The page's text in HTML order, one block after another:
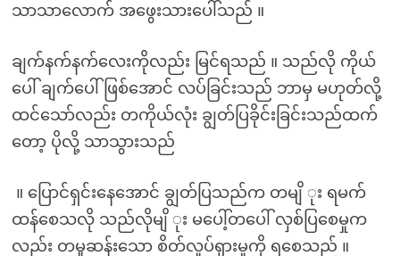
သာသာလောက် အဖွေးသားပေါ်သည် ။
ချက်နက်နက်လေးကိုလည်း မြင်ရသည် ။ သည်လို ကိုယ်
ပေါ် ချက်ပေါ်ဖြစ်အောင် လပ်ခြင်းသည် ဘာမှ မဟုတ်လို့
ထင်သော်လည်း တကိုယ်လုံး ချွတ်ပြခိုင်းခြင်းသည်ထက်
တော့ ပိုလို့ သာသွားသည်
။ ပြောင်ရှင်းနေအောင် ချွတ်ပြသည်က တမျိ ုး ရမက်
ထန်စေသလို သည်လိုမျိ ုး မပေါ့်တပေါ် လှစ်ပြစေမှုက
လည်း တမူဆန်းသော စိတ်လှုပ်ရှားမှုကို ရစေသည် ။